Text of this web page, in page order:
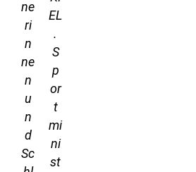
ne
ri
n
ne
n
u
n
d
Sc
EL
.
S
p
or
t
mi
ni
st